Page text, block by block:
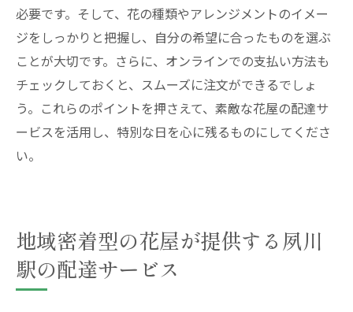
必要です。そして、花の種類やアレンジメントのイメー
ジをしっかりと把握し、自分の希望に合ったものを選ぶ
ことが大切です。さらに、オンラインでの支払い方法も
チェックしておくと、スムーズに注文ができるでしょ
う。これらのポイントを押さえて、素敵な花屋の配達サ
ービスを活用し、特別な日を心に残るものにしてくださ
い。
地域密着型の花屋が提供する夙川
駅の配達サービス